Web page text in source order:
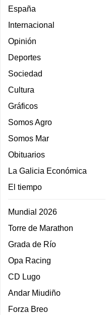
España
Internacional
Opinión
Deportes
Sociedad
Cultura
Gráficos
Somos Agro
Somos Mar
Obituarios
La Galicia Económica
El tiempo
Mundial 2026
Torre de Marathon
Grada de Río
Opa Racing
CD Lugo
Andar Miudiño
Forza Breo